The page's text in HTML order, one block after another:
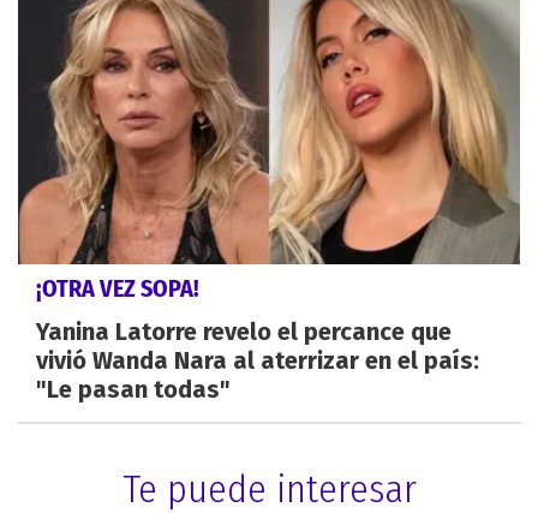
¡OTRA VEZ SOPA!
Yanina Latorre revelo el percance que
vivió Wanda Nara al aterrizar en el país:
"Le pasan todas"
Te puede interesar